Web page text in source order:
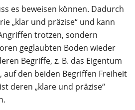
es beweisen können. Dadurch
„klar und präzise“ und kann
trotzen, sondern
geglaubten Boden wieder
Begriffe, z. B. das Eigentum
auf den beiden Begriffen Freiheit
deren „klare und präzise“